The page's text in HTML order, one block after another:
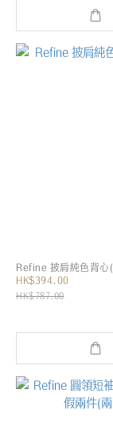
Refine 披肩純色背心
HK$394.00
HK$787.00